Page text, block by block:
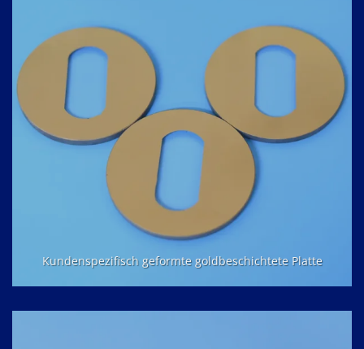
Kundenspezifisch geformte goldbeschichtete Platte